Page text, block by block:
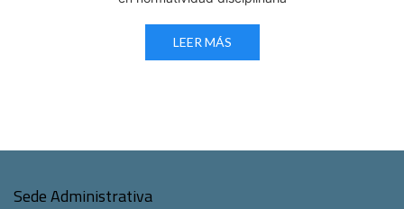
LEER MÁS
Sede Administrativa